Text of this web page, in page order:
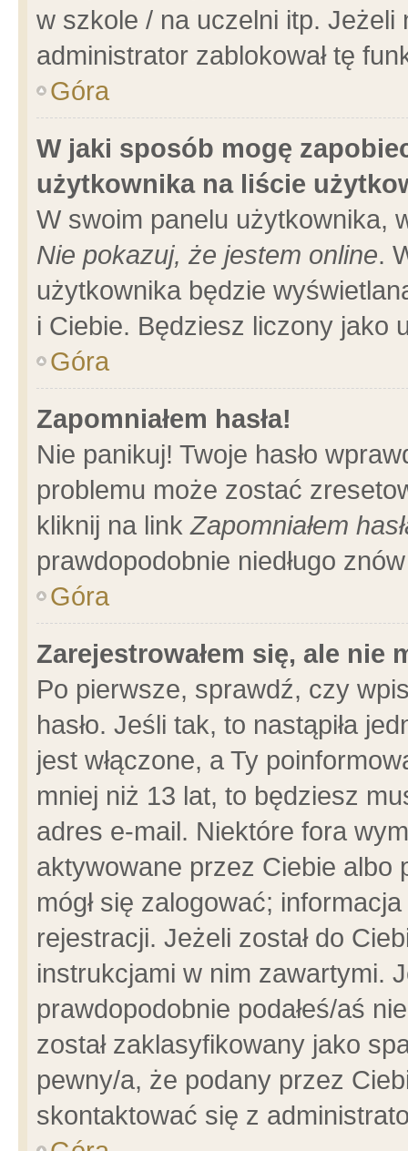
w szkole / na uczelni itp.
administrator zablokował tę
Góra
W jaki sposób mogę
użytkownika na liście
W swoim panelu użytkownika,
Nie pokazuj, że jestem online.
użytkownika będzie
i Ciebie. Będziesz liczony jako
Góra
Zapomniałem hasła!
Nie panikuj! Twoje hasło
problemu może zostać
kliknij na linkZapomniałem
prawdopodobnie niedługo
Góra
Zarejestrowałem się, ale nie
Po pierwsze, sprawdź, czy
hasło. Jeśli tak, to nastąpiła
jest włączone, a Ty
mniej niż 13 lat, to będziesz
adres e-mail. Niektóre fora
aktywowane przez Ciebie albo
mógł się zalogować;
rejestracji. Jeżeli został do
instrukcjami w nim zawartymi.
prawdopodobnie podałeś/aś
został zaklasyfikowany jako
pewny/a, że podany przez
skontaktować się z